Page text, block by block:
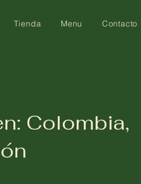
Tienda Menu Contacto
Colombia,